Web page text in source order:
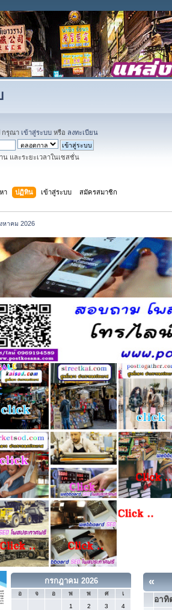
กรุณา เข้าสู่ระบบ หรือ ลงทะเบียน
และระยะเวลาในเซสชั่น
า ปฏิทิน เข้าสู่ระบบ สมัครสมาชิก
หาคม 2026
กรกฎาคม 2026
อ จ อ พ พ ศ
เ
1
2 3 4
«
อาทิ